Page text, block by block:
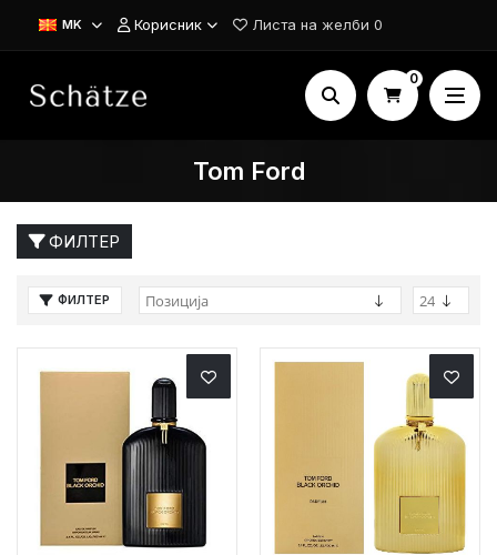
MK Корисник Листа на желби 0
0
Tom Ford
ФИЛТЕР
ФИЛТЕР